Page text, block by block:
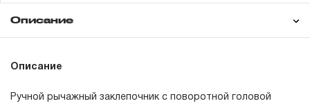
Описание
Техническая
Описание
Ручной рычажный заклепочник с поворотной головой